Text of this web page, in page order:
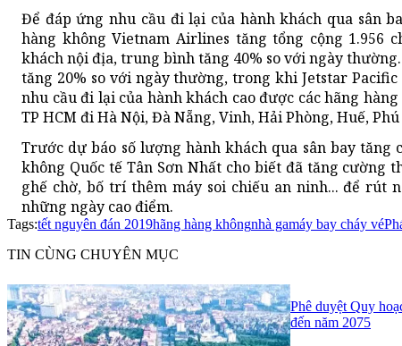
Để đáp ứng nhu cầu đi lại của hành khách qua sân
hàng không Vietnam Airlines tăng tổng cộng 1.956
khách nội địa, trung bình tăng 40% so với ngày
tăng 20% so với ngày thường, trong khi Jetstar Pacific
nhu cầu đi lại của hành khách cao được các hãng
TP HCM đi Hà Nội, Đà Nẵng, Vinh, Hải Phòng, Huế,
Trước dự báo số lượng hành khách qua sân bay tăng
không Quốc tế Tân Sơn Nhất cho biết đã tăng cường
ghế chờ, bố trí thêm máy soi chiếu an ninh... để rút
những ngày cao điểm.
Tags:tết nguyên đán 2019hãng hàng khôngnhà gamáy bay cháy vé
TIN CÙNG CHUYÊN MỤC
Phê duyệt Quy
đến năm 2075